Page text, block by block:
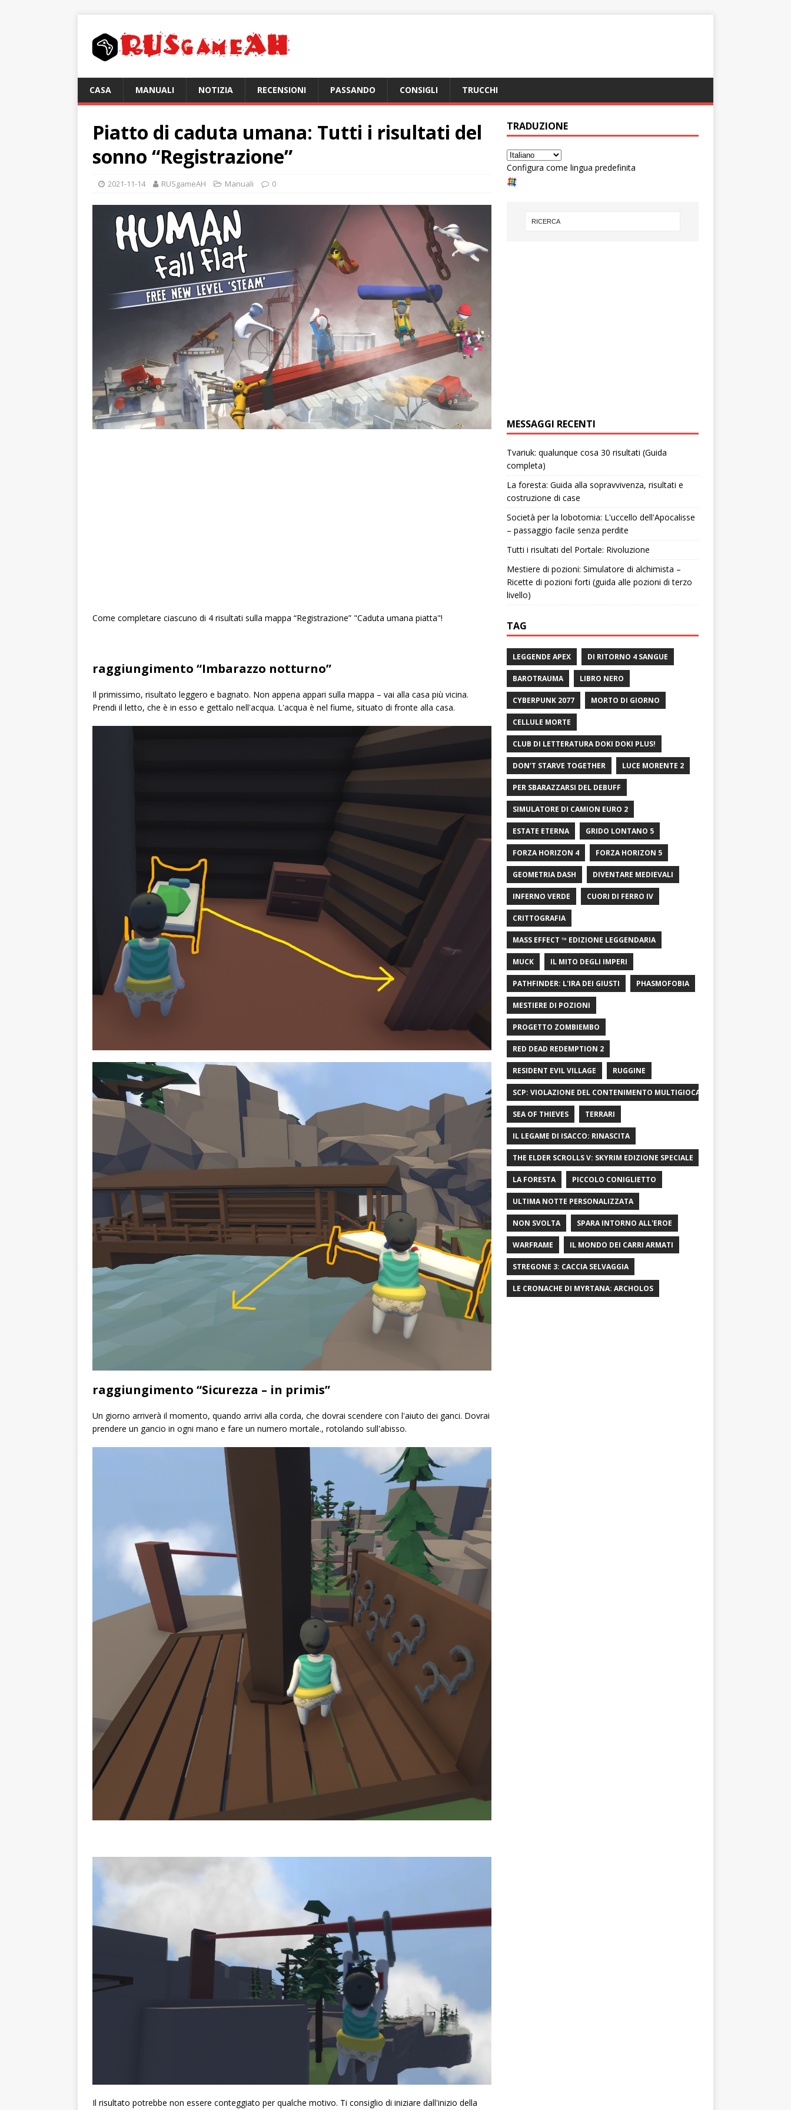
CASA MANUALI NOTIZIA RECENSIONI PASSANDO CONSIGLI TRUCCHI
Piatto di caduta umana: Tutti i risultati del
sonno “Registrazione”
2021-11-14 RUSgameAH Manuali 0
Come completare ciascuno di 4 risultati sulla mappa “Registrazione” "Caduta umana piatta"!
raggiungimento “Imbarazzo notturno”
Il primissimo, risultato leggero e bagnato. Non appena appari sulla mappa – vai alla casa più vicina.
Prendi il letto, che è in esso e gettalo nell'acqua. L'acqua è nel fiume, situato di fronte alla casa.
raggiungimento “Sicurezza – in primis”
Un giorno arriverà il momento, quando arrivi alla corda, che dovrai scendere con l'aiuto dei ganci. Dovrai
prendere un gancio in ogni mano e fare un numero mortale., rotolando sull'abisso.
Il risultato potrebbe non essere conteggiato per qualche motivo. Ti consiglio di iniziare dall'inizio della
TRADUZIONE
Configura come lingua predefinita
MESSAGGI RECENTI
Tvariuk: qualunque cosa 30 risultati (Guida
completa)
La foresta: Guida alla sopravvivenza, risultati e
costruzione di case
Società per la lobotomia: L'uccello dell'Apocalisse
– passaggio facile senza perdite
Tutti i risultati del Portale: Rivoluzione
Mestiere di pozioni: Simulatore di alchimista –
Ricette di pozioni forti (guida alle pozioni di terzo
livello)
TAG
LEGGENDE APEX DI RITORNO 4 SANGUE
BAROTRAUMA LIBRO NERO
CYBERPUNK 2077 MORTO DI GIORNO
CELLULE MORTE
CLUB DI LETTERATURA DOKI DOKI PLUS!
DON'T STARVE TOGETHER LUCE MORENTE 2
PER SBARAZZARSI DEL DEBUFF
SIMULATORE DI CAMION EURO 2
ESTATE ETERNA GRIDO LONTANO 5
FORZA HORIZON 4 FORZA HORIZON 5
GEOMETRIA DASH DIVENTARE MEDIEVALI
INFERNO VERDE CUORI DI FERRO IV
CRITTOGRAFIA
MASS EFFECT ™ EDIZIONE LEGGENDARIA
MUCK IL MITO DEGLI IMPERI
PATHFINDER: L'IRA DEI GIUSTI PHASMOFOBIA
MESTIERE DI POZIONI
PROGETTO ZOMBIEMBO
RED DEAD REDEMPTION 2
RESIDENT EVIL VILLAGE RUGGINE
SCP: VIOLAZIONE DEL CONTENIMENTO MULTIGIOCATORE
SEA OF ​​THIEVES TERRARI
IL LEGAME DI ISACCO: RINASCITA
THE ELDER SCROLLS V: SKYRIM EDIZIONE SPECIALE
LA FORESTA PICCOLO CONIGLIETTO
ULTIMA NOTTE PERSONALIZZATA
NON SVOLTA SPARA INTORNO ALL'EROE
WARFRAME IL MONDO DEI CARRI ARMATI
STREGONE 3: CACCIA SELVAGGIA
LE CRONACHE DI MYRTANA: ARCHOLOS